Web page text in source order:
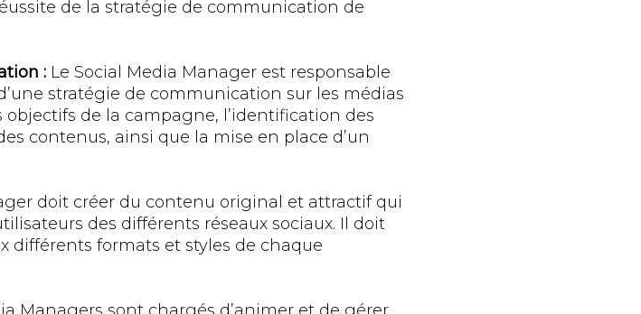
de la stratégie de communication de
: Le Social Media Manager est responsable
stratégie de communication sur les médias
de la campagne, l’identification des
contenus, ainsi que la mise en place d’un
doit créer du contenu original et attractif qui
des différents réseaux sociaux. Il doit
différents formats et styles de chaque